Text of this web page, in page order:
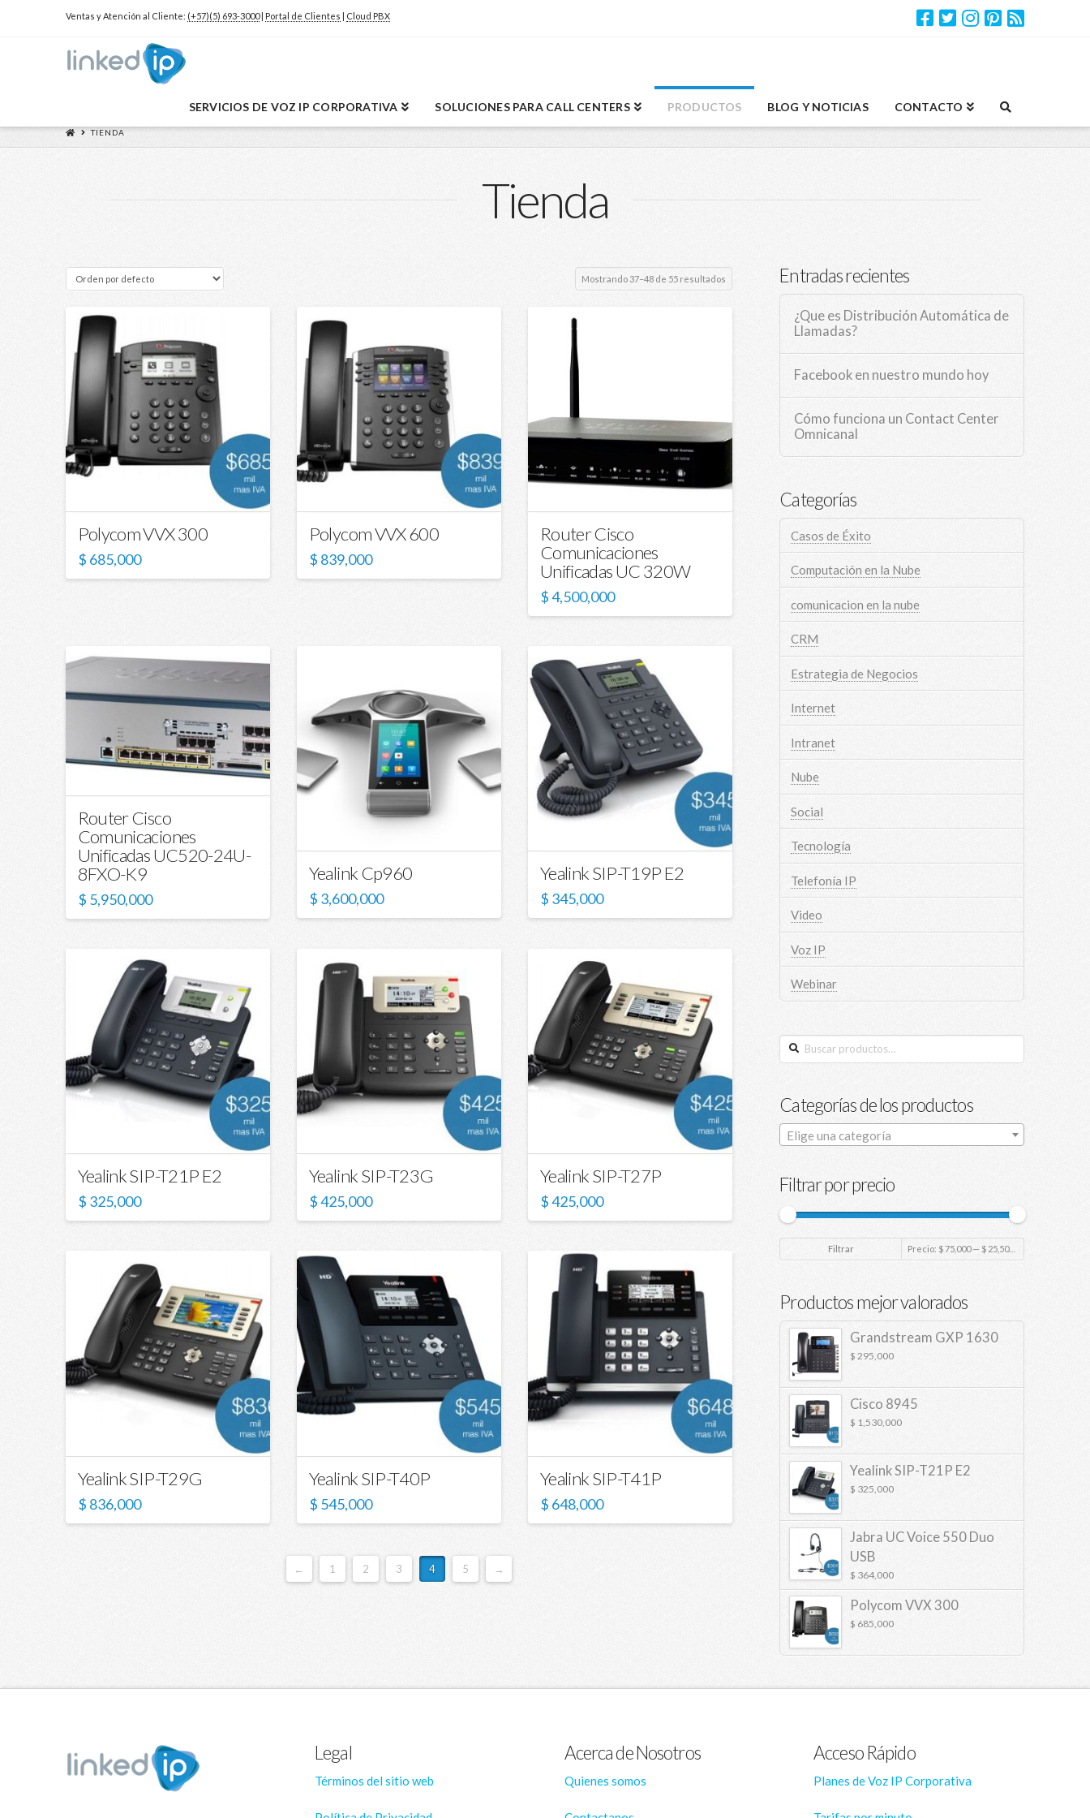
Ventas y Atención al Cliente: (+57)(5) 693-3000| Portal de Clientes | Cloud PBX
SERVICIOS DE VOZ IP CORPORATIVA SOLUCIONES PARA CALL CENTERS PRODUCTOS BLOG Y NOTICIAS CONTACTO
TIENDA
Tienda
Mostrando 37–48 de 55 resultados
Polycom VVX 300
$ 685,000
Polycom VVX 600
$ 839,000
Router Cisco
Comunicaciones
Unificadas UC 320W
$4,500,000
Router Cisco
Comunicaciones
Unificadas UC520-24U-
8FXO-K9
$ 5,950,000
Yealink Cp960
$ 3,600,000
Yealink SIP-T19P E2
$ 345,000
Yealink SIP-T21P E2
$ 325,000
Yealink SIP-T23G
$425,000
Yealink SIP-T27P
$425,000
Yealink SIP-T29G
$ 836,000
Yealink SIP-T40P
$ 545,000
Yealink SIP-T41P
$ 648,000
← 1 2 3 4 5 →
Entradas recientes
¿Que es Distribución Automática de
Llamadas?
Facebook en nuestro mundo hoy
Cómo funciona un Contact Center
Omnicanal
Categorías
Casos de Éxito
Computación en la Nube
comunicacion en la nube
CRM
Estrategia de Negocios
Internet
Intranet
Nube
Social
Tecnología
Telefonía IP
Video
Voz IP
Webinar
Buscar
por:
Categorías de los productos
Elige una categoría
Filtrar por precio
Filtrar Precio: $ 75,000— $ 25,500,000
Productos mejor valorados
Grandstream GXP 1630
$ 295,000
Cisco 8945
$ 1,530,000
Yealink SIP-T21P E2
$ 325,000
Jabra UC Voice 550 Duo
USB
$ 364,000
Polycom VVX 300
$ 685,000
Legal
Términos del sitio web
Acerca de Nosotros
Quienes somos
Acceso Rápido
Planes de Voz IP Corporativa